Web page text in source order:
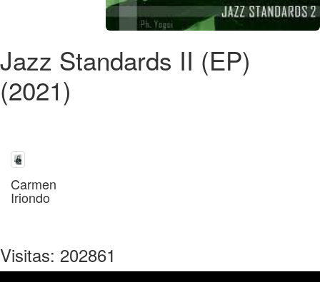
Jazz Standards II (EP)
(2021)
Carmen
Iriondo
Visitas: 202861